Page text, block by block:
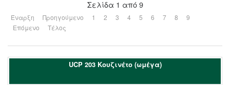
Σελίδα 1 από 9
Έναρξη Προηγούμενο 1 2 3 4 5 6 7 8
9
Επόμενο
Τέλος
UCP 203 Kουζινέτο (ωμέγα)